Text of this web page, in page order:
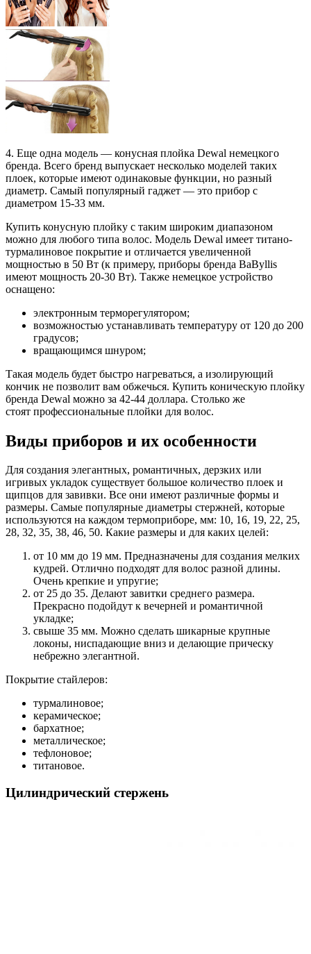
4. Еще одна модель — конусная плойка Dewal немецкого
бренда. Всего бренд выпускает несколько моделей таких
плоек, которые имеют одинаковые функции, но разный
диаметр. Самый популярный гаджет — это прибор с
диаметром 15-33 мм.
Купить конусную плойку с таким широким диапазоном
можно для любого типа волос. Модель Dewal имеет титано-
турмалиновое покрытие и отличается увеличенной
мощностью в 50 Вт (к примеру, приборы бренда BaByllis
имеют мощность 20-30 Вт). Также немецкое устройство
оснащено:
электронным терморегулятором;
возможностью устанавливать температуру от 120 до 200
градусов;
вращающимся шнуром;
Такая модель будет быстро нагреваться, а изолирующий
кончик не позволит вам обжечься. Купить коническую плойку
бренда Dewal можно за 42-44 доллара. Столько же
стоят профессиональные плойки для волос.
Виды приборов и их особенности
Для создания элегантных, романтичных, дерзких или
игривых укладок существует большое количество плоек и
щипцов для завивки. Все они имеют различные формы и
размеры. Самые популярные диаметры стержней, которые
используются на каждом термоприборе, мм: 10, 16, 19, 22, 25,
28, 32, 35, 38, 46, 50. Какие размеры и для каких целей:
от 10 мм до 19 мм. Предназначены для создания мелких
кудрей. Отлично подходят для волос разной длины.
Очень крепкие и упругие;
от 25 до 35. Делают завитки среднего размера.
Прекрасно подойдут к вечерней и романтичной
укладке;
свыше 35 мм. Можно сделать шикарные крупные
локоны, ниспадающие вниз и делающие прическу
небрежно элегантной.
Покрытие стайлеров:
турмалиновое;
керамическое;
бархатное;
металлическое;
тефлоновое;
титановое.
Цилиндрический стержень